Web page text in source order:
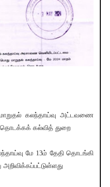
கலந்தாய்வு அட்டவணை
தொடக்கக் கல்வித் துறை
மே 13ம் தேதி தொடங்கி